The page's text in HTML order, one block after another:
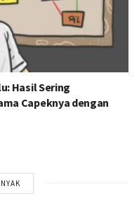
Hasil Sering
Capeknya dengan